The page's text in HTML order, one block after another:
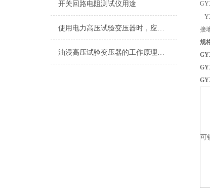
开关回路电阻测试仪用途
使用电力高压试验变压器时，应做到这些防火措施
油浸高压试验变压器的工作原理与应用分析
接
规
可